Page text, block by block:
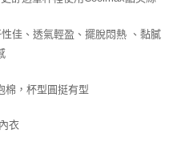
註冊。若發現惡意使用之情形，
佳、 透氣輕盈 、 擺脫悶熱 、黏膩
棉， 杯型圓挺有型
衣